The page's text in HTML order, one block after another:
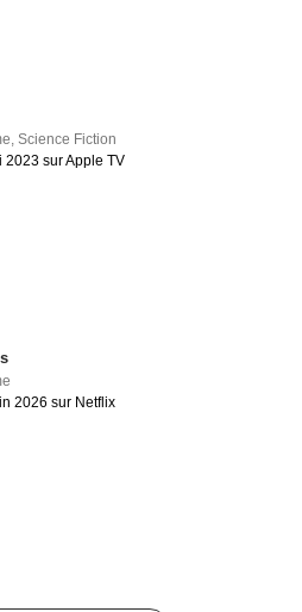
,Science Fiction
2023 sur Apple TV
2026 sur Netflix